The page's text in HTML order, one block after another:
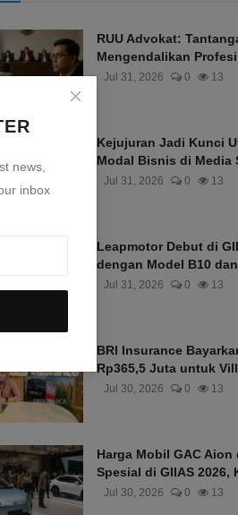
news,
inbox
RUU Advokat:
Mengendalikan Profesi
Jul 31, 2026 0 13
Kejujuran Jadi Kunci
Modal Bisnis di Media
Jul 31, 2026 0 13
Leapmotor Debut di
dengan Model B10
Jul 31, 2026 0 13
BRI Insurance
Rp365,5 Juta untuk
Jul 30, 2026 0 13
Harga Mobil GAC Aion
Spesial di GIIAS 2026,
Jul 30, 2026 0 13